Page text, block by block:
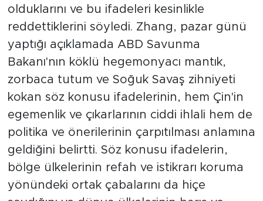
olduklarını ve bu ifadeleri kesinlikle
reddettiklerini söyledi. Zhang, pazar günü
yaptığı açıklamada ABD Savunma
Bakanı'nın köklü hegemonyacı mantık,
zorbaca tutum ve Soğuk Savaş zihniyeti
kokan söz konusu ifadelerinin, hem Çin'in
egemenlik ve çıkarlarının ciddi ihlali hem de
politika ve önerilerinin çarpıtılması anlamına
geldiğini belirtti. Söz konusu ifadelerin,
bölge ülkelerinin refah ve istikrarı koruma
yönündeki ortak çabalarını da hiçe